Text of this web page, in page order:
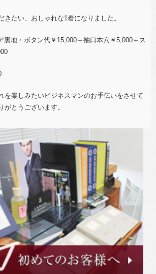
きたい、おしゃれな1着になりました。
裏地・ボタン代￥15,000＋袖口本穴￥5,000＋ス
を楽しみたいビジネスマンのお手伝いをさせて
がとうございます。